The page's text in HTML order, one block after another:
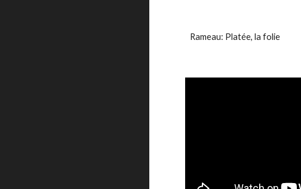
Rameau: Platée, la folie